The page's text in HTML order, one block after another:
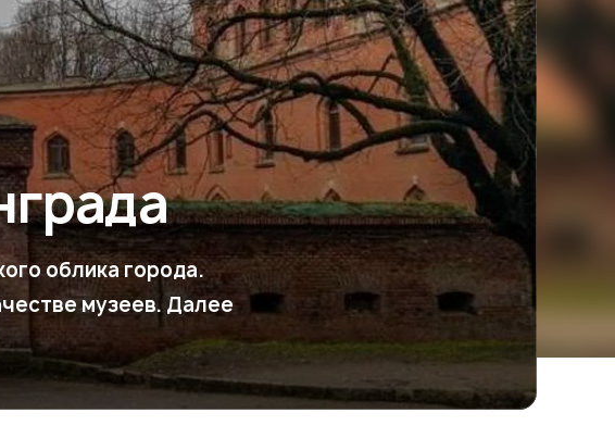
облика города.
музеев. Далее